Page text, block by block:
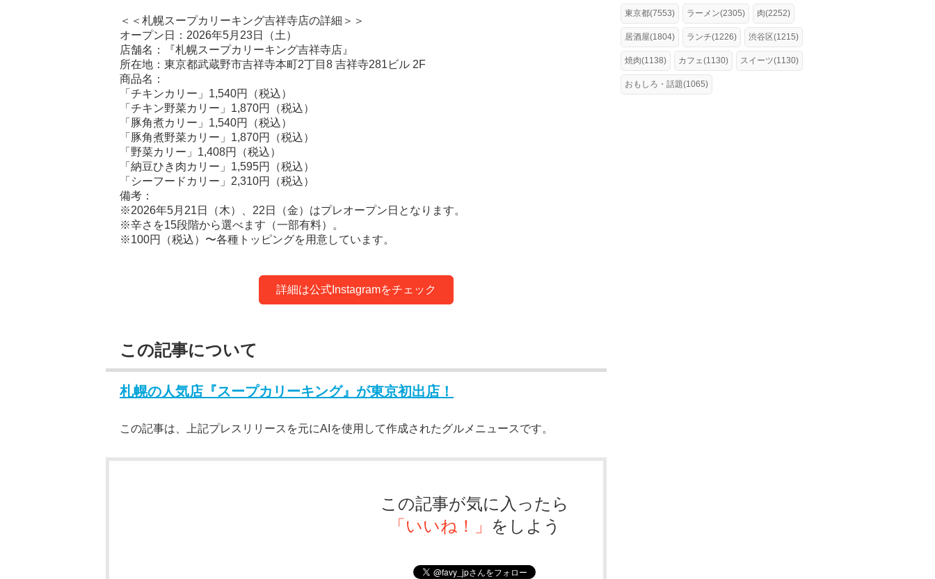
＜＜札幌スープカリーキング吉祥寺店の詳細＞＞
オープン日：2026年5月23日（土）
店舗名：『札幌スープカリーキング吉祥寺店』
所在地：東京都武蔵野市吉祥寺本町2丁目8 吉祥寺281ビル 2F
商品名：
「チキンカリー」1,540円（税込）
「チキン野菜カリー」1,870円（税込）
「豚角煮カリー」1,540円（税込）
「豚角煮野菜カリー」1,870円（税込）
「野菜カリー」1,408円（税込）
「納豆ひき肉カリー」1,595円（税込）
「シーフードカリー」2,310円（税込）
備考：
※2026年5月21日（木）、22日（金）はプレオープン日となります。
※辛さを15段階から選べます（一部有料）。
※100円（税込）〜各種トッピングを用意しています。
詳細は公式Instagramをチェック
この記事について
札幌の人気店『スープカリーキング』が東京初出店！
この記事は、上記プレスリリースを元にAIを使用して作成されたグルメニュースです。
この記事が気に入ったら
「いいね！」 をしよう
東京都(7553) ラーメン(2305) 肉(2252)
居酒屋(1804) ランチ(1226) 渋谷区(1215)
焼肉(1138) カフェ(1130) スイーツ(1130)
おもしろ・話題(1065)